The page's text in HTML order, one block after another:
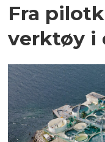
Fra
verktøy i